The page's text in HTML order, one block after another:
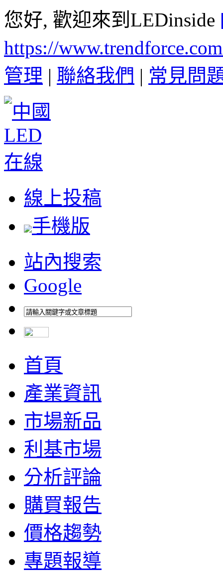
您好, 歡迎來到LEDinside
https://
管理 | 聯絡我們 | 常見問
線上投稿
手機版
站內搜索
Google
首頁
產業資訊
市場新品
利基市場
分析評論
購買報告
價格趨勢
專題報導